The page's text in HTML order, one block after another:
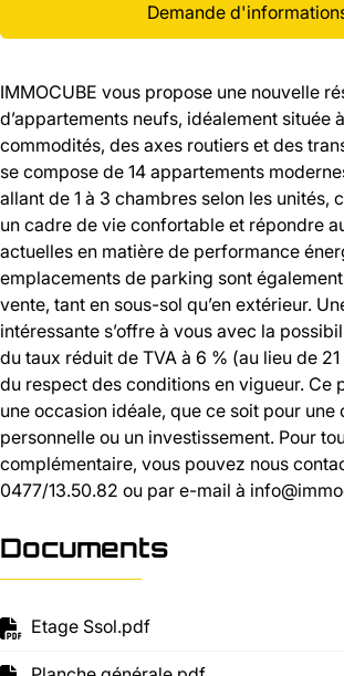
Demande
IMMOCUBE vous propose une nouvelle
d’appartements neufs, idéalement située
commodités, des axes routiers et des
se compose de 14 appartements
allant de 1 à 3 chambres selon les unités,
un cadre de vie confortable et répondre
actuelles en matière de performance
emplacements de parking sont
vente, tant en sous-sol qu’en extérieur.
intéressante s’offre à vous avec la
du taux réduit de TVA à 6 % (au lieu de
du respect des conditions en vigueur. Ce
une occasion idéale, que ce soit pour une
personnelle ou un investissement. Pour
complémentaire, vous pouvez nous
0477/13.50.82 ou par e-mail à
Documents
Etage Ssol.pdf